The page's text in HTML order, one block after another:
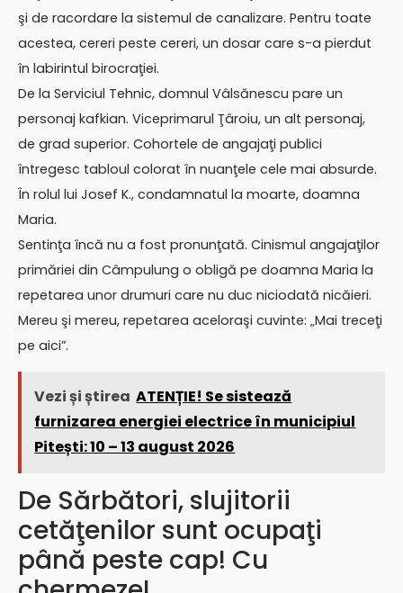
şi de racordare la sistemul de canalizare. Pentru toate
acestea, cereri peste cereri, un dosar care s-a pierdut
în labirintul birocraţiei.
De la Serviciul Tehnic, domnul Vâlsănescu pare un
personaj kafkian. Viceprimarul Ţâroiu, un alt personaj,
de grad superior. Cohortele de angajaţi publici
întregesc tabloul colorat în nuanţele cele mai absurde.
În rolul lui Josef K., condamnatul la moarte, doamna
Maria.
Sentinţa încă nu a fost pronunţată. Cinismul angajaţilor
primăriei din Câmpulung o obligă pe doamna Maria la
repetarea unor drumuri care nu duc niciodată nicăieri.
Mereu şi mereu, repetarea aceloraşi cuvinte: „Mai treceţi
pe aici”.
Vezi și știrea ATENȚIE! Se sistează
furnizarea energiei electrice în municipiul
Pitești: 10 – 13 august 2026
De Sărbători, slujitorii
cetăţenilor sunt ocupaţi
până peste cap! Cu